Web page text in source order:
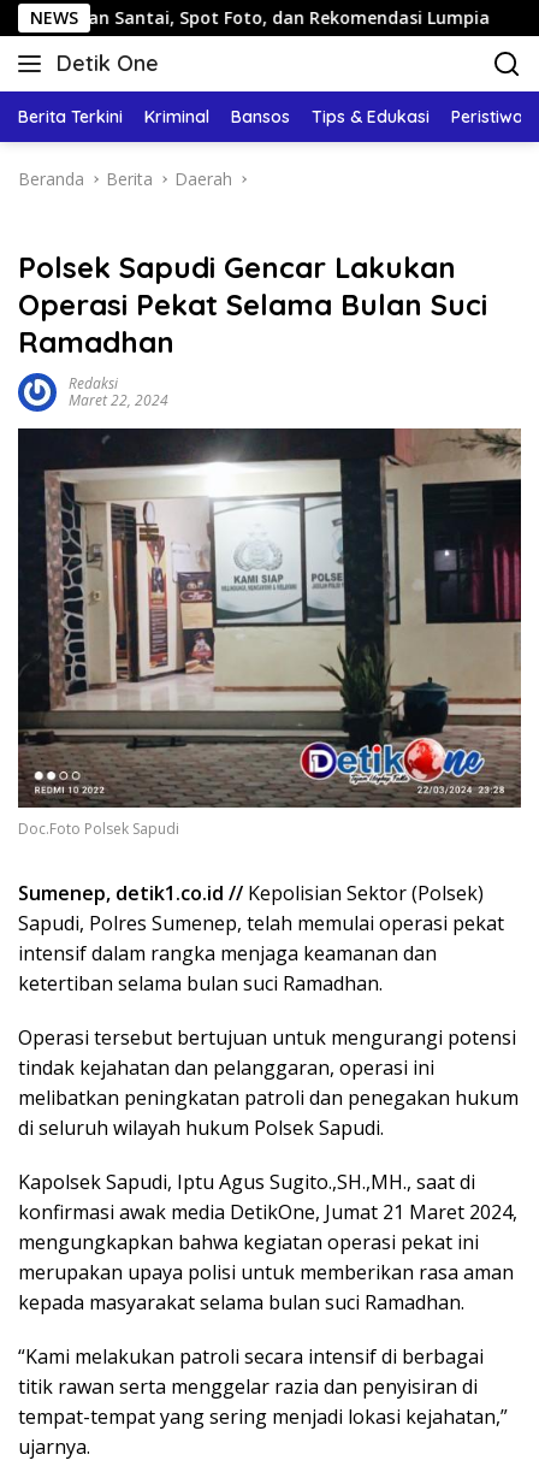
Langsung
ke
konten
NEWS
Santai, Spot Foto, dan Rekomendasi Lumpia
Detik One
Tajam
Fakta
Berita Terkini Kriminal Bansos Tips & Edukasi Peristiwa
Beranda Berita Daerah
Polsek Sapudi Gencar Lakukan
Operasi Pekat Selama Bulan Suci
Ramadhan
Redaksi
Maret 22, 2024
Doc.Foto Polsek Sapudi
Sumenep, detik1.co.id // Kepolisian Sektor (Polsek)
Sapudi, Polres Sumenep, telah memulai operasi pekat
intensif dalam rangka menjaga keamanan dan
ketertiban selama bulan suci Ramadhan.
Operasi tersebut bertujuan untuk mengurangi potensi
tindak kejahatan dan pelanggaran, operasi ini
melibatkan peningkatan patroli dan penegakan hukum
di seluruh wilayah hukum Polsek Sapudi.
Kapolsek Sapudi, Iptu Agus Sugito.,SH.,MH., saat di
konfirmasi awak media DetikOne, Jumat 21 Maret 2024,
mengungkapkan bahwa kegiatan operasi pekat ini
merupakan upaya polisi untuk memberikan rasa aman
kepada masyarakat selama bulan suci Ramadhan.
“Kami melakukan patroli secara intensif di berbagai
titik rawan serta menggelar razia dan penyisiran di
tempat-tempat yang sering menjadi lokasi kejahatan,”
ujarnya.